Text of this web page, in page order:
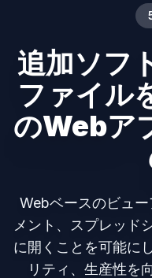
追加ソフ
ファイル
のWebア
Webベースのビュ
メント、スプレッド
に開くことを可能に
リティ、生産性を